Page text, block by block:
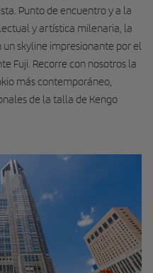
Punto de encuentro y a la
y artística milenaria, la
skyline impresionante por el
Fuji. Recorre con nosotros la
más contemporáneo,
de la talla de Kengo